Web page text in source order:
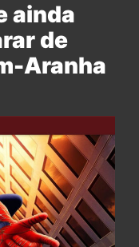
ainda
de
Aranha